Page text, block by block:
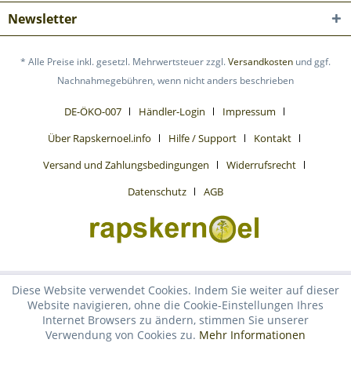
Newsletter
* Alle Preise inkl. gesetzl. Mehrwertsteuer zzgl.Versandkosten und ggf.
Nachnahmegebühren, wenn nicht anders beschrieben
DE-ÖKO-007 Händler-Login
Impressum
Über Rapskernoel.info
Hilfe / Support
Kontakt
Versand und Zahlungsbedingungen
Widerrufsrecht
Datenschutz
AGB
Diese Website verwendet Cookies. Indem Sie weiter auf dieser
Website navigieren, ohne die Cookie-Einstellungen Ihres
Internet Browsers zu ändern, stimmen Sie unserer
Verwendung von Cookies zu. Mehr Informationen